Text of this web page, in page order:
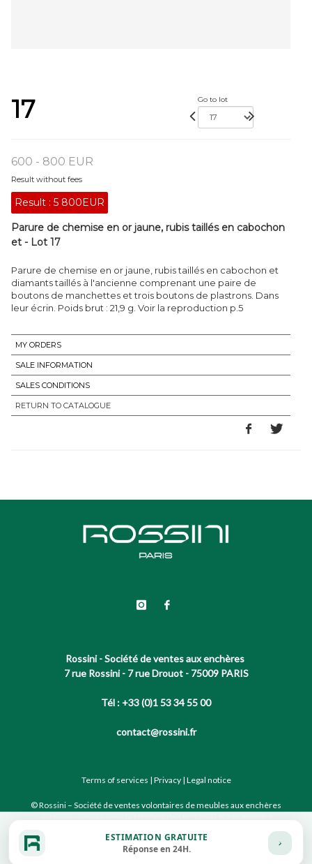
17 Go to lot
600 - 800 EUR
Result without fees
Result : 5 800EUR
Parure de chemise en or jaune, rubis taillés en cabochon
et - Lot 17
Parure de chemise en or jaune, rubis taillés en cabochon et
diamants taillés à l'ancienne comprenant une paire de
boutons de manchettes et trois boutons de plastrons. Dans
leur écrin. Poids brut : 21,9 g. Voir la reproduction p.5
MY ORDERS
SALE INFORMATION
SALES CONDITIONS
RETURN TO CATALOGUE
Rossini - Société de ventes aux enchères
7 rue Rossini - 7 rue Drouot - 75009 PARIS
Tél : +33 (0)1 53 34 55 00
contact@rossini.fr
Terms of services | Privacy| Legal notice
© Rossini – Société de ventes volontaires de meubles aux enchères
Site conçu par notre partenaire
ESTIMATION GRATUITE
Réponse en 24H.